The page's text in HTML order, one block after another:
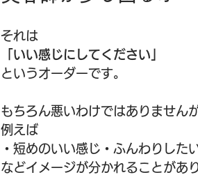
それは
「いい感じにしてください」
というオーダーです。
もちろん悪いわけではありません
例えば
・短めのいい感じ・ふんわりした
などイメージが分かれることがあ